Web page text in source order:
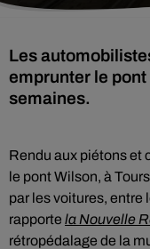
Les
emprunter le
semaines.
Rendu aux piétons et
le pont Wilson, à
par les voitures, entre
rapporte la Nouvelle
rétropédalage de la